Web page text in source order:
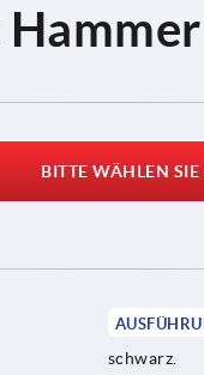
BITTE WÄHLEN
schwarz.